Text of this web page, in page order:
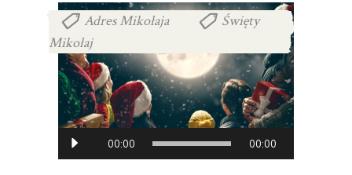
Odtwarzacz
muzyki
00:00 00:00
Adres Mikołaja
Święty
Mikołaj